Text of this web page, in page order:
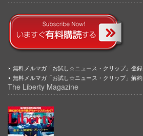
無料メルマガ「お試し☆ニュース・クリップ」登録
無料メルマガ「お試し☆ニュース・クリップ」解約
The Liberty Magazine